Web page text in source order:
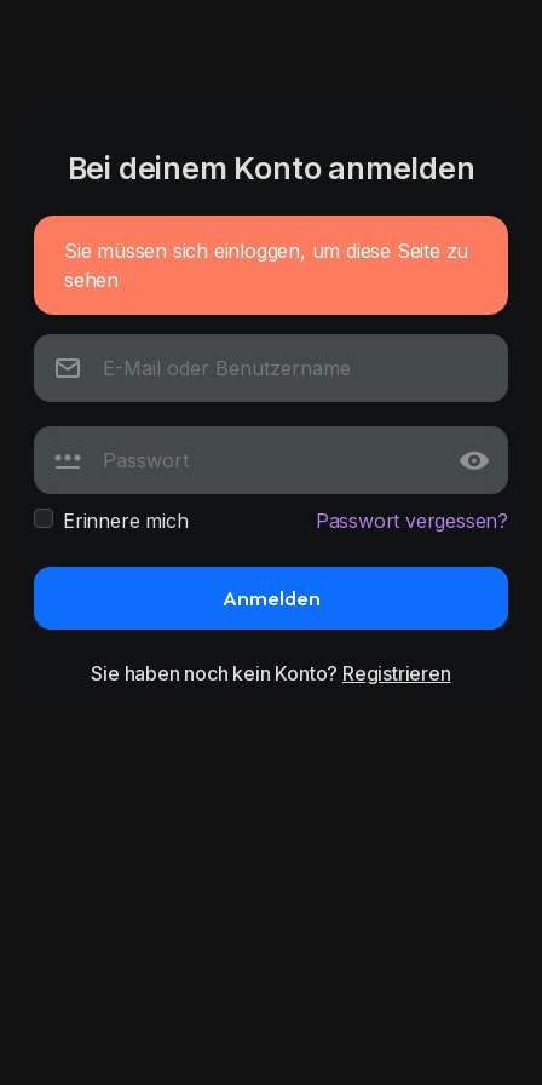
Bei deinem Konto anmelden
Sie müssen sich einloggen, um diese Seite zu
sehen
Erinnere mich Passwort vergessen?
Anmelden
Sie haben noch kein Konto? Registrieren